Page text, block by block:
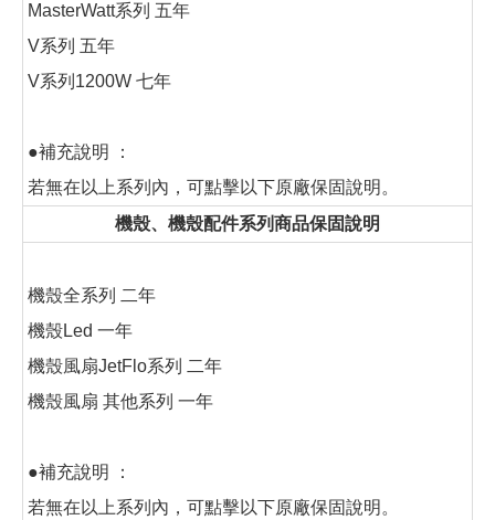
MasterWatt系列 五年
V系列 五年
V系列1200W 七年
●補充說明 ：
若無在以上系列內，可點擊以下原廠保固說明。
機殼、機殼配件系列商品保固說明
機殼全系列 二年
機殼Led 一年
機殼風扇JetFlo系列 二年
機殼風扇 其他系列 一年
●補充說明 ：
若無在以上系列內，可點擊以下原廠保固說明。